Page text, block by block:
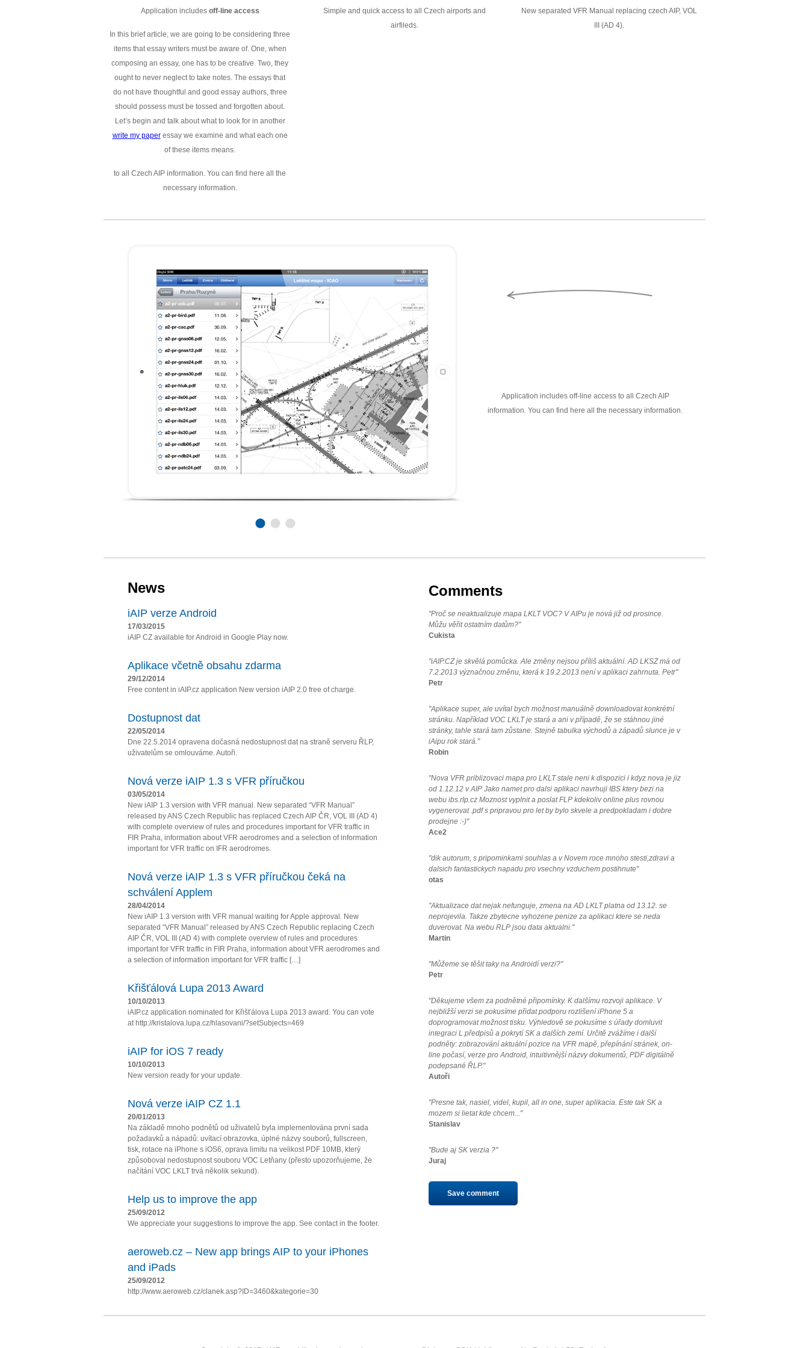
Application includes off-line access
In this brief article, we are going to be considering three
items that essay writers must be aware of. One, when
composing an essay, one has to be creative. Two, they
ought to never neglect to take notes. The essays that
do not have thoughtful and good essay authors, three
should possess must be tossed and forgotten about.
Let’s begin and talk about what to look for in another
write my paperessay we examine and what each one
of these items means.
to all Czech AIP information. You can find here all the
necessary information.
Simple and quick access to all Czech airports and
airfileds.
New separated VFR Manual replacing czech AIP, VOL
III (AD 4).
Application includes off-line access to all Czech AIP
information. You can find here all the necessary information.
News
iAIP verze Android
17/03/2015
iAIP CZ available for Android in Google Play now.
Aplikace včetně obsahu zdarma
29/12/2014
Free content in iAIP.cz application New version iAIP 2.0 free of charge.
Dostupnost dat
22/05/2014
Dne 22.5.2014 opravena dočasná nedostupnost dat na straně serveru ŘLP,
uživatelům se omlouváme. Autoři.
Nová verze iAIP 1.3 s VFR příručkou
03/05/2014
New iAIP 1.3 version with VFR manual. New separated “VFR Manual”
released by ANS Czech Republic has replaced Czech AIP ČR, VOL III (AD 4)
with complete overview of rules and procedures important for VFR traffic in
FIR Praha, information about VFR aerodromes and a selection of information
important for VFR traffic on IFR aerodromes.
Nová verze iAIP 1.3 s VFR příručkou čeká na
schválení Applem
28/04/2014
New iAIP 1.3 version with VFR manual waiting for Apple approval. New
separated “VFR Manual” released by ANS Czech Republic replacing Czech
AIP ČR, VOL III (AD 4) with complete overview of rules and procedures
important for VFR traffic in FIR Praha, information about VFR aerodromes and
a selection of information important for VFR traffic […]
Křišťálová Lupa 2013 Award
10/10/2013
iAIP.cz application nominated for Křišťálova Lupa 2013 award. You can vote
at http://kristalova.lupa.cz/hlasovani/?setSubjects=469
iAIP for iOS 7 ready
10/10/2013
New version ready for your update.
Nová verze iAIP CZ 1.1
20/01/2013
Na základě mnoho podnětů od uživatelů byla implementována první sada
požadavků a nápadů: uvítací obrazovka, úplné názvy souborů, fullscreen,
tisk, rotace na iPhone s iOS6, oprava limitu na velikost PDF 10MB, který
způsoboval nedostupnost souboru VOC Letňany (přesto upozorňujeme, že
načítání VOC LKLT trvá několik sekund).
Help us to improve the app
25/09/2012
We appreciate your suggestions to improve the app. See contact in the footer.
aeroweb.cz – New app brings AIP to your iPhones
and iPads
25/09/2012
http://www.aeroweb.cz/clanek.asp?ID=3460&kategorie=30
Comments
"Proč se neaktualizuje mapa LKLT VOC? V AIPu je nová již od prosince.
Můžu věřit ostatním datům?"
Cukista
"iAIP.CZ je skvělá pomůcka. Ale změny nejsou příliš aktuální. AD LKSZ má od
7.2.2013 význačnou změnu, která k 19.2.2013 není v aplikaci zahrnuta. Petr"
Petr
"Aplikace super, ale uvítal bych možnost manuálně downloadovat konkrétní
stránku. Například VOC LKLT je stará a ani v případě, že se stáhnou jiné
stránky, tahle stará tam zůstane. Stejně tabulka východů a západů slunce je v
iAipu rok stará."
Robin
"Nova VFR priblizovaci mapa pro LKLT stale neni k dispozici i kdyz nova je jiz
od 1.12.12 v AIP Jako namet pro dalsi aplikaci navrhuji IBS ktery bezi na
webu ibs.rlp.cz Moznost vyplnit a poslat FLP kdekoliv online plus rovnou
vygenerovat .pdf s pripravou pro let by bylo skvele a predpokladam i dobre
prodejne :-)"
Ace2
"dik autorum, s pripominkami souhlas a v Novem roce mnoho stesti,zdravi a
dalsich fantastickych napadu pro vsechny vzduchem postihnute"
otas
"Aktualizace dat nejak nefunguje, zmena na AD LKLT platna od 13.12. se
neprojevila. Takze zbytecne vyhozene penize za aplikaci ktere se neda
duverovat. Na webu RLP jsou data aktualni."
Martin
"Můžeme se těšit taky na Androidí verzi?"
Petr
"Děkujeme všem za podnětné připomínky. K dalšímu rozvoji aplikace. V
nejbližší verzi se pokusíme přidat podporu rozlišení iPhone 5 a
doprogramovat možnost tisku. Výhledově se pokusíme s úřady domluvit
integraci L předpisů a pokrytí SK a dalších zemí. Určitě zvážíme i další
podněty: zobrazování aktuální pozice na VFR mapě, přepínání stránek, on-
line počasí, verze pro Android, intuitivnější názvy dokumentů, PDF digitálně
podepsané ŘLP."
Autoři
"Presne tak, nasiel, videl, kupil, all in one, super aplikacia. Este tak SK a
mozem si lietat kde chcem..."
Stanislav
"Bude aj SK verzia ?"
Juraj
Save comment